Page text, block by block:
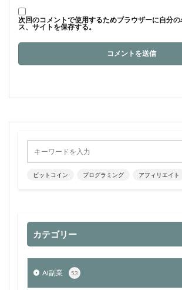
次回のコメントで使用するためブラウザーに自分
ス、サイトを保存する。
ビットコイン プログラミング アフィリエイト
カテゴリー
AI副業 53